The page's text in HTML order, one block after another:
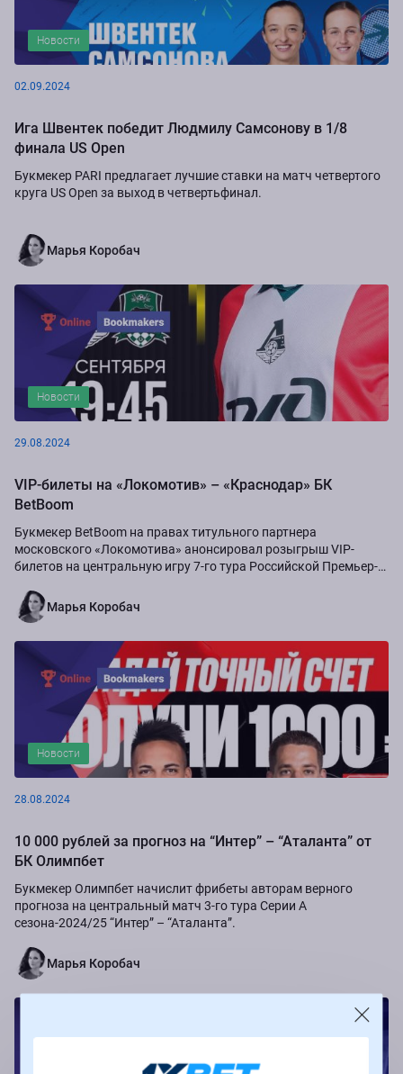
Новости
02.09.2024
Ига Швентек победит Людмилу Самсонову в 1/8
финала US Open
Букмекер PARI предлагает лучшие ставки на матч четвертого
круга US Open за выход в четвертьфинал.
Марья Коробач
Новости
29.08.2024
VIP-билеты на «Локомотив» – «Краснодар» БК
BetBoom
Букмекер BetBoom на правах титульного партнера
московского «Локомотива» анонсировал розыгрыш VIP-
билетов на центральную игру 7-го тура Российской Премьер-
Марья Коробач
Новости
28.08.2024
10 000 рублей за прогноз на “Интер” – “Аталанта” от
БК Олимпбет
Букмекер Олимпбет начислит фрибеты авторам верного
прогноза на центральный матч 3-го тура Серии А
сезона-2024/25 “Интер” – “Аталанта”.
Марья Коробач